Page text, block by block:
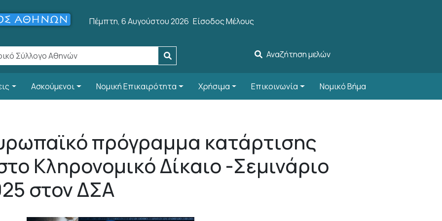
Πέμπτη, 6 Αυγούστου 2026User account menu
Είσοδος Μέλους
Αναζήτηση μελών
Ασκούμενοι Νομική Επικαιρότητα Χρήσιμα Επικοινωνία Νομικό Βήμα
πρόγραμμα κατάρτισης
Κληρονομικό Δίκαιο -Σεμινάριο
στον ΔΣΑ